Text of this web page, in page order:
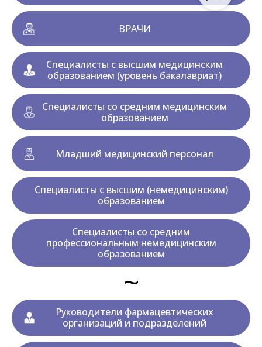
ВРАЧИ
Специалисты с высшим медицинским
образованием (уровень бакалавриат)
Специалисты со средним медицинским
образованием
Младший медицинский персонал
Специалисты с высшим (немедицинским)
образованием
Специалисты со средним
профессиональным немедицинским
образованием
~
Руководители фармацевтических
организаций и подразделений